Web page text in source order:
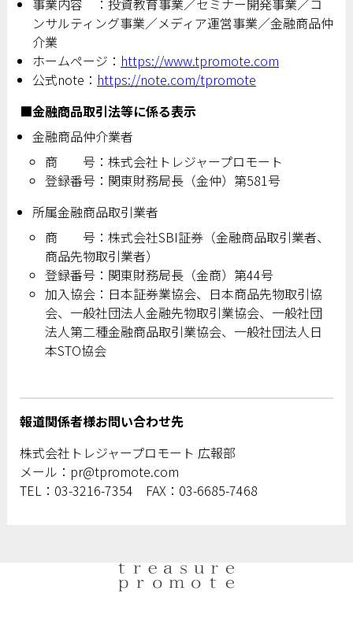
ンサルティング事業／メディア運営事業／金融商品仲
介業
ホームページ： https://www.tpromote.com
公式note： https://note.com/tpromote
■金融商品取引法等に係る表示
金融商品仲介業者
商 号：株式会社トレジャープロモート
登録番号：関東財務局長（金仲）第581号
所属金融商品取引業者
商 号：株式会社SBI証券（金融商品取引業者、
商品先物取引業者）
登録番号：関東財務局長（金商）第44号
加入協会：日本証券業協会、日本商品先物取引協
会、一般社団法人金融先物取引業協会、一般社団
法人第二種金融商品取引業協会、一般社団法人日
本STO協会
報道関係者様お問い合わせ先
株式会社トレジャープロモート 広報部
メール：pr@tpromote.com
TEL：03-3216-7354 FAX：03-6685-7468